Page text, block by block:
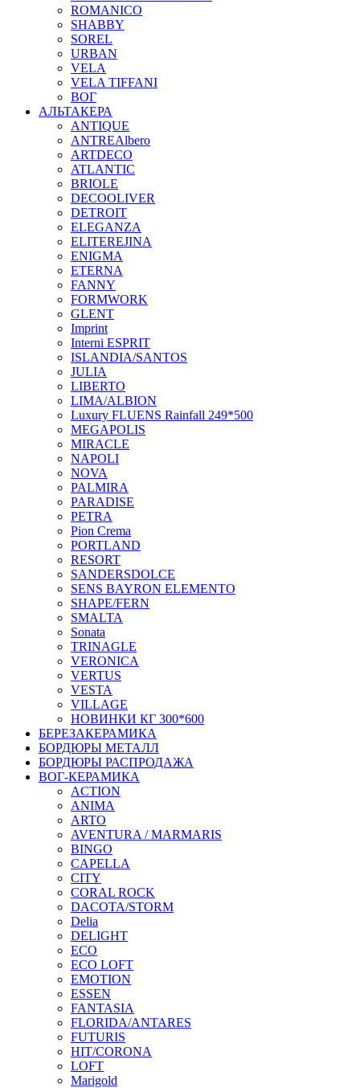
ROMANICO
SHABBY
SOREL
URBAN
VELA
VELA TIFFANI
ВОГ
АЛЬТАКЕРА
ANTIQUE
ANTREAlbero
ARTDECO
ATLANTIC
BRIOLE
DECOOLIVER
DETROIT
ELEGANZA
ELITEREJINA
ENIGMA
ETERNA
FANNY
FORMWORK
GLENT
Imprint
Interni ESPRIT
ISLANDIA/SANTOS
JULIA
LIBERTO
LIMA/ALBION
Luxury FLUENS Rainfall 249*500
MEGAPOLIS
MIRACLE
NAPOLI
NOVA
PALMIRA
PARADISE
PETRA
Pion Crema
PORTLAND
RESORT
SANDERSDOLCE
SENS BAYRON ELEMENTO
SHAPE/FERN
SMALTA
Sonata
TRINAGLE
VERONICA
VERTUS
VESTA
VILLAGE
НОВИНКИ КГ 300*600
БЕРЕЗАКЕРАМИКА
БОРДЮРЫ МЕТАЛЛ
БОРДЮРЫ РАСПРОДАЖА
ВОГ-КЕРАМИКА
ACTION
ANIMA
ARTO
AVENTURA / MARMARIS
BINGO
CAPELLA
CITY
CORAL ROCK
DACOTA/STORM
Delia
DELIGHT
ECO
ECO LOFT
EMOTION
ESSEN
FANTASIA
FLORIDA/ANTARES
FUTURIS
HIT/CORONA
LOFT
Marigold